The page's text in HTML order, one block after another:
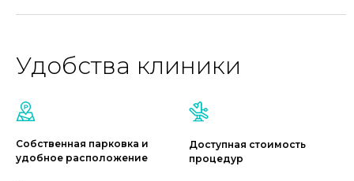
Удобства клиники
Собственная парковка и
удобное расположение
Доступная стоимость
процедур